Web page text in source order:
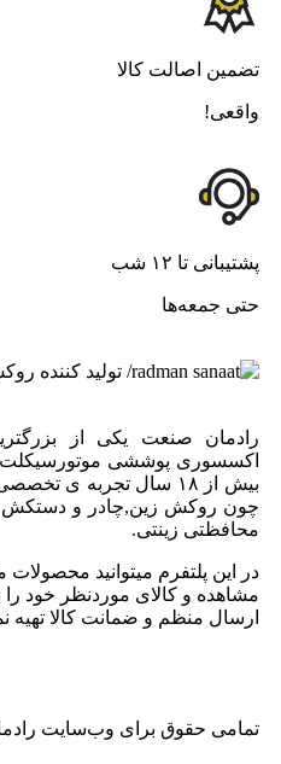
تضمین اصالت کالا
واقعی!
پشتیبانی تا ۱۲ شب
حتی جمعه‌ها
رادمان صنعت یکی از
اکسسوری پوششی
بیش از ۱۸ سال تجربه ی
چون روکش زین,چادر و دستکش
محافظتی زینتی.
در این پلتفرم میتوانید
مشاهده و کالای موردنظر خود را
ارسال منظم و ضمانت کالا تهیه
تمامی حقوق برای وب‌سایت